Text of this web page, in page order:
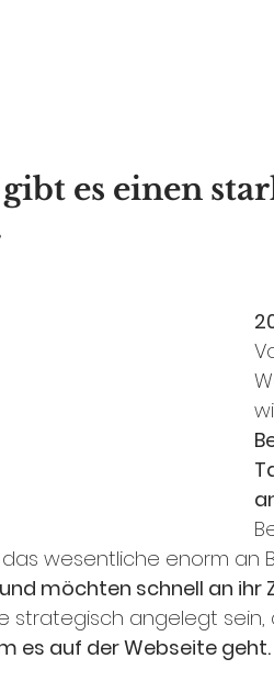
es einen
wesentliche enorm an
möchten schnell an ihr
strategisch angelegt sein,
es auf der Webseite geht.